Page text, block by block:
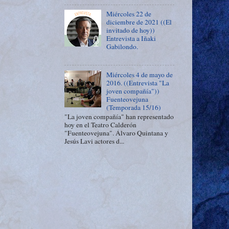
Miércoles 22 de
diciembre de 2021 ((El
invitado de hoy))
Entrevista a Iñaki
Gabilondo.
Miércoles 4 de mayo de
2016. ((Entrevista "La
joven compañía"))
Fuenteovejuna
(Temporada 15/16)
"La joven compañía" han representado
hoy en el Teatro Calderón
"Fuenteovejuna". Álvaro Quintana y
Jesús Lavi actores d...